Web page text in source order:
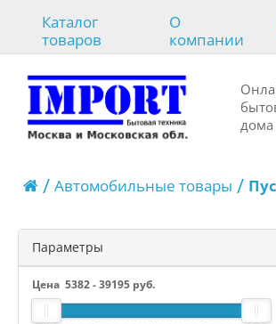
Каталог
товаров
О
компании
дома
Автомобильные товары
Параметры
Цена 5382-39195 руб.